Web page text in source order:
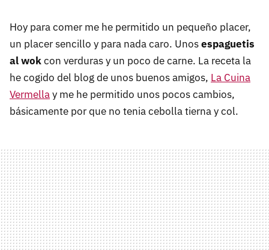
Hoy para comer me he permitido un pequeño placer,
un placer sencillo y para nada caro. Unosespaguetis
al wokcon verduras y un poco de carne. La receta la
he cogido del blog de unos buenos amigos, La Cuina
Vermellay me he permitido unos pocos cambios,
básicamente por que no tenia cebolla tierna y col.